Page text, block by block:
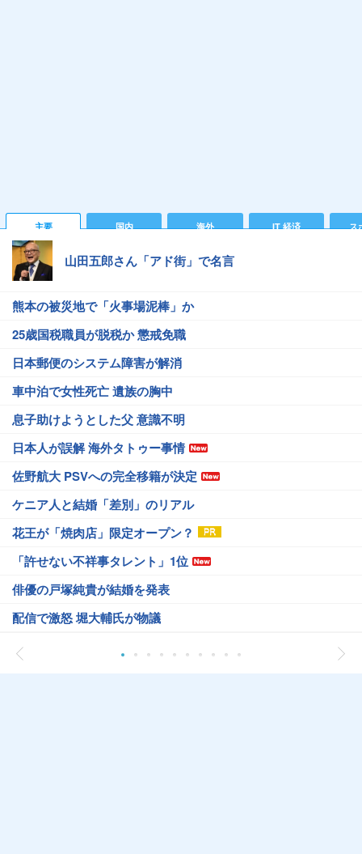
主要 国内 海外 IT 経済 ス
山田五郎さん「アド街」で名言
熊本の被災地で「火事場泥棒」か
25歳国税職員が脱税か 懲戒免職
日本郵便のシステム障害が解消
車中泊で女性死亡 遺族の胸中
息子助けようとした父 意識不明
日本人が誤解 海外タトゥー事情
佐野航大 PSVへの完全移籍が決定
ケニア人と結婚「差別」のリアル
花王が「焼肉店」限定オープン？
「許せない不祥事タレント」1位
俳優の戸塚純貴が結婚を発表
配信で激怒 堀大輔氏が物議